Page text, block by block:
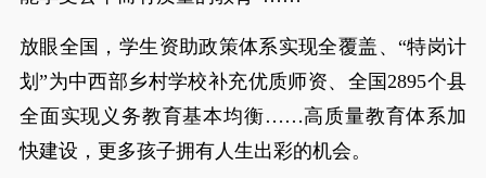
放眼全国，学生资助政策体系实现全覆盖、“特岗计
划”为中西部乡村学校补充优质师资、全国2895个县
全面实现义务教育基本均衡……高质量教育体系加
快建设，更多孩子拥有人生出彩的机会。